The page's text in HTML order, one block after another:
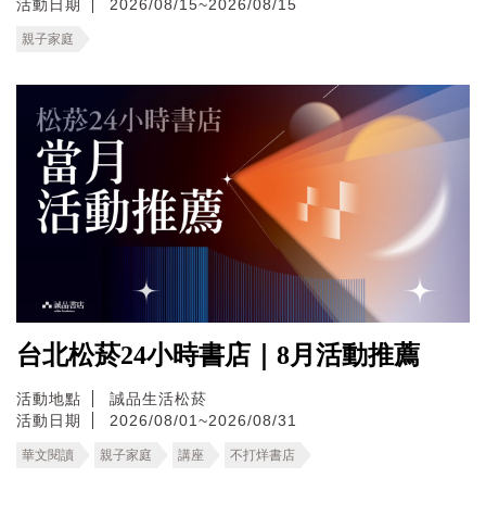
活動日期
2026/08/15~2026/08/15
親子家庭
台北松菸24小時書店｜8月活動推薦
活動地點
誠品生活松菸
活動日期
2026/08/01~2026/08/31
華文閱讀 親子家庭 講座 不打烊書店